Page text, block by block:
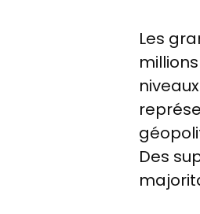
Les
Des